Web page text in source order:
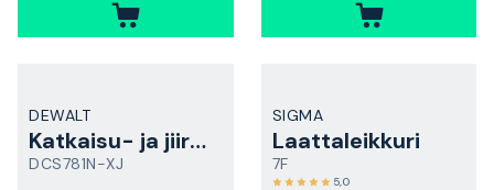
DEWALT
Katkaisu- ja jiirisaha
DCS781N-XJ
SIGMA
Laattaleikkuri
7F
5,0